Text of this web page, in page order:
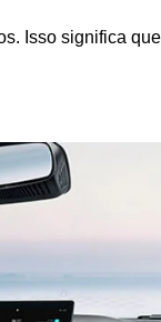
Isso significa